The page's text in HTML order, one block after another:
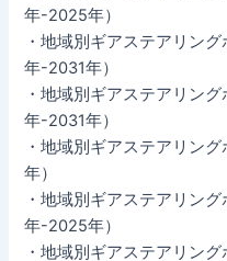
年-2025年）
・地域別ギアステアリン
年-2031年）
・地域別ギアステアリン
年-2031年）
・地域別ギアステアリン
年）
・地域別ギアステアリン
年-2025年）
・地域別ギアステアリン